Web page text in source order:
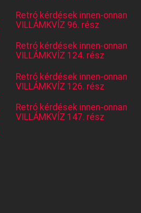
Retró kérdések innen-onnan
VILLÁMKVÍZ 96. rész
Retró kérdések innen-onnan
VILLÁMKVÍZ 124. rész
Retró kérdések innen-onnan
VILLÁMKVÍZ 126. rész
Retró kérdések innen-onnan
VILLÁMKVÍZ 147. rész